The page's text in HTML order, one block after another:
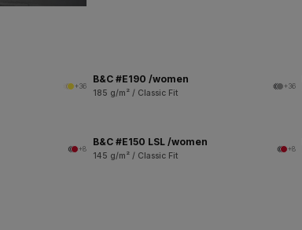
+36
B&C #E190 /women
185 g/m² / Classic Fit
+36
+8
B&C #E150 LSL /women
145 g/m² / Classic Fit
+8